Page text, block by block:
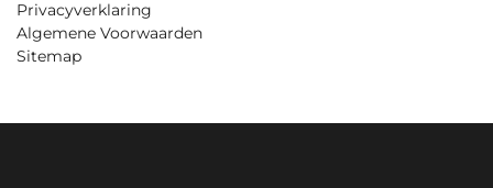
Privacyverklaring
Algemene Voorwaarden
Sitemap